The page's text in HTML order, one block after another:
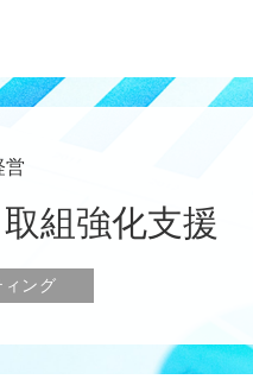
営
組強化支援
ィング